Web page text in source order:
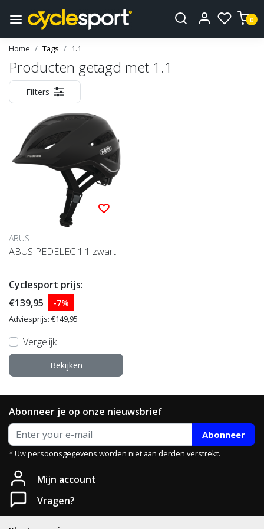
0
Home Tags 1.1
Producten getagd met 1.1
Filters
ABUS
ABUS PEDELEC 1.1 zwart
Cyclesport prijs:
€139,95
-7%
Adviesprijs: €149,95
Vergelijk
Bekijken
Abonneer je op onze nieuwsbrief
Abonneer
* Uw persoonsgegevens worden niet aan derden verstrekt.
Mijn account
Vragen?